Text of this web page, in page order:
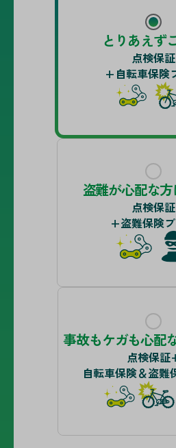
とりあえず
点検保証
+自転車保険
盗難が心配な方
点検保証
+盗難保険
事故もケガも心配
点検保証
自転車保険＆盗難